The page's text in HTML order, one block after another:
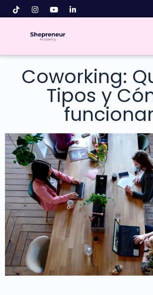
Coworking:
Tipos y